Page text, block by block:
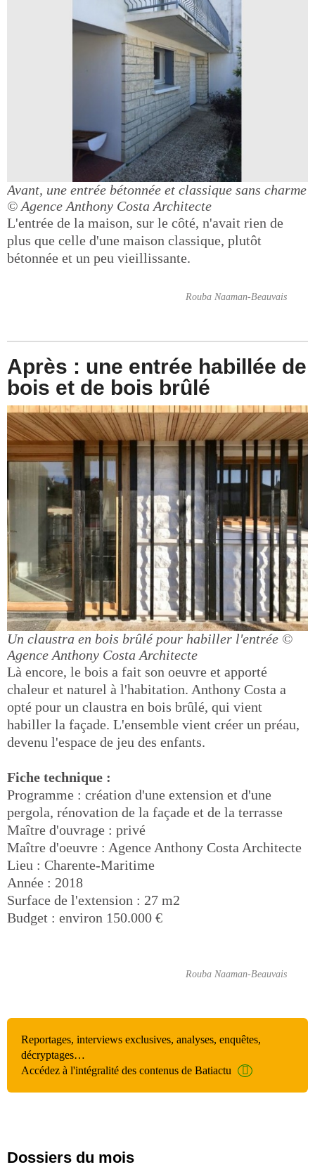
Avant, une entrée bétonnée et classique sans charme
© Agence Anthony Costa Architecte
L'entrée de la maison, sur le côté, n'avait rien de
plus que celle d'une maison classique, plutôt
bétonnée et un peu vieillissante.
Rouba Naaman-Beauvais
Après : une entrée habillée de
bois et de bois brûlé
Un claustra en bois brûlé pour habiller l'entrée ©
Agence Anthony Costa Architecte
Là encore, le bois a fait son oeuvre et apporté
chaleur et naturel à l'habitation. Anthony Costa a
opté pour un claustra en bois brûlé, qui vient
habiller la façade. L'ensemble vient créer un préau,
devenu l'espace de jeu des enfants.
Fiche technique :
Programme : création d'une extension et d'une
pergola, rénovation de la façade et de la terrasse
Maître d'ouvrage : privé
Maître d'oeuvre : Agence Anthony Costa Architecte
Lieu : Charente-Maritime
Année : 2018
Surface de l'extension : 27 m2
Budget : environ 150.000 €
Rouba Naaman-Beauvais
Reportages, interviews exclusives, analyses, enquêtes,
décryptages…
Accédez à l'intégralité des contenus de Batiactu
Dossiers du mois